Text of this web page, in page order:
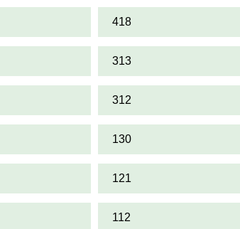
418
313
312
130
121
112